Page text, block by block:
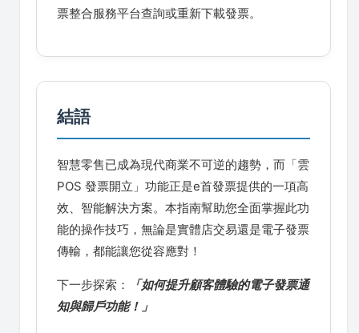
票整合服務平台查詢或重新下載發票。
結語
智慧零售已成為現代商業不可逆的趨勢，而「雲
POS 發票開立」功能正是e首發票提供的一項高
效、智能解決方案。本指南幫助您全面掌握此功
能的操作技巧，無論是實體店交易還是電子發票
傳輸，都能讓您從容應對！
下一步探索：
「如何提升顧客體驗的電子發票通
知與歸戶功能！」